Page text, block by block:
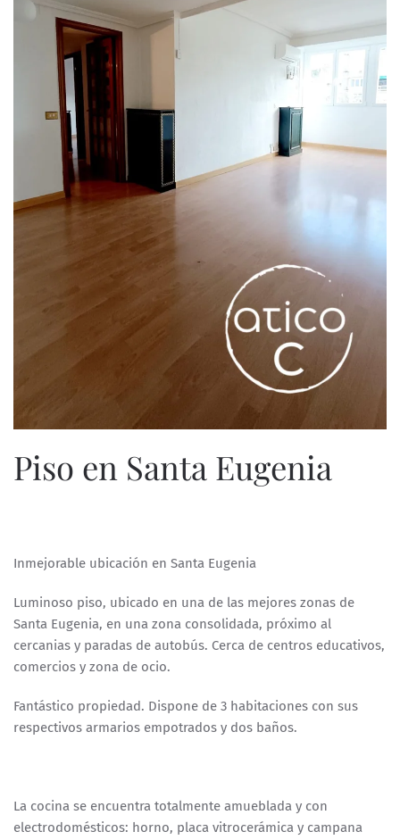
Piso en Santa Eugenia
Inmejorable ubicación en Santa Eugenia
Luminoso piso, ubicado en una de las mejores zonas de
Santa Eugenia, en una zona consolidada, próximo al
cercanias y paradas de autobús. Cerca de centros educativos,
comercios y zona de ocio.
Fantástico propiedad. Dispone de 3 habitaciones con sus
respectivos armarios empotrados y dos baños.
La cocina se encuentra totalmente amueblada y con
electrodomésticos: horno, placa vitrocerámica y campana